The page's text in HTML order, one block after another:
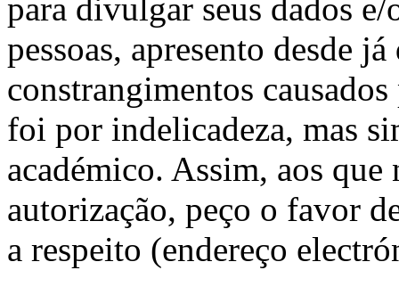
para divulgar seus dados
pessoas, apresento desde
constrangimentos
foi por indelicadeza, mas
académico. Assim, aos
autorização, peço o favor
a respeito (endereço